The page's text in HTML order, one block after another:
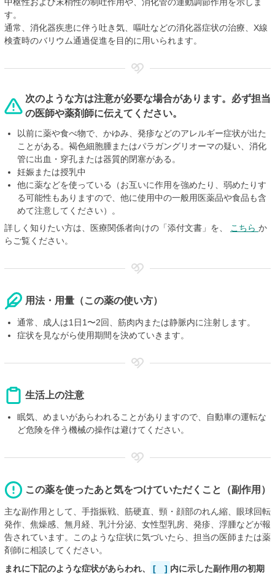
す。
通常、消化器疾患に伴う吐き気、嘔吐などの消化器症状の治療、X線
検査時のバリウム通過促進を目的に用いられます。
次のような方は注意が必要な場合があります。必ず担当
の医師や薬剤師に伝えてください。
以前に薬や食べ物で、かゆみ、発疹などのアレルギー症状が出た
ことがある。褐色細胞腫またはパラガングリオーマの疑い、消化
管に出血・穿孔または器質的閉塞がある。
妊娠または授乳中
他に薬などを使っている（お互いに作用を強めたり、弱めたりす
る可能性もありますので、他に使用中の一般用医薬品や食品も含
めて注意してください）。
詳しく知りたい方は、医療関係者向けの「添付文書」を、
こちら か
らご覧ください。
用法・用量（この薬の使い方）
通常、成人は1日1〜2回、筋肉内または静脈内に注射します。
症状を見ながら使用期間を決めていきます。
生活上の注意
眠気、めまいがあらわれることがありますので、自動車の運転な
ど危険を伴う機械の操作は避けてください。
この薬を使ったあと気をつけていただくこと（副作用）
主な副作用として、手指振戦、筋硬直、頸・顔部のれん縮、眼球回転
発作、焦燥感、無月経、乳汁分泌、女性型乳房、発疹、浮腫などが報
告されています。このような症状に気づいたら、担当の医師または薬
剤師に相談してください。
まれに下記のような症状があらわれ、
[ ] 内に示した副作用の初期